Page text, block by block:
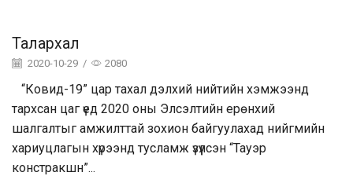
Талархал
2020-10-29 / 2080
“Ковид-19” цар тахал дэлхий нийтийн хэмжээнд
тархсан цаг үед 2020 оны Элсэлтийн ерөнхий
шалгалтыг амжилттай зохион байгуулахад нийгмийн
хариуцлагын хүрээнд тусламж үзүүлсэн “Тауэр
констракшн”...